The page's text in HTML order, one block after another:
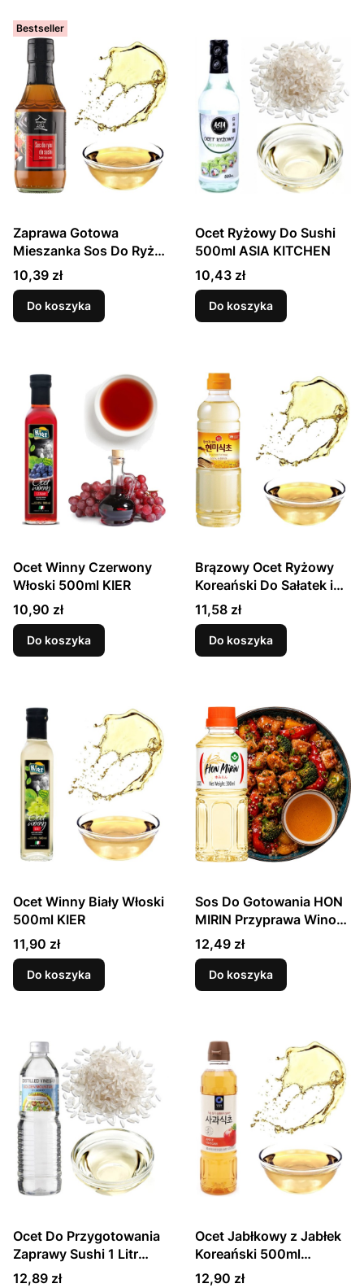
Bestseller
Zaprawa Gotowa
Mieszanka Sos Do Ryżu
Do Przygotowania Sushi
200ml HOUSE OF ASIA
Cena
10,39 zł
Do koszyka
Ocet Ryżowy Do Sushi
500ml ASIA KITCHEN
Cena
10,43 zł
Do koszyka
Ocet Winny Czerwony
Włoski 500ml KIER
Cena
10,90 zł
Do koszyka
Brązowy Ocet Ryżowy
Koreański Do Sałatek i
Marynat 500ml SEMPIO
Cena
11,58 zł
Do koszyka
Ocet Winny Biały Włoski
500ml KIER
Cena
11,90 zł
Do koszyka
Sos Do Gotowania HON
MIRIN Przyprawa Wino
Ryżowe 300ml
KINMIKAN
Cena
12,49 zł
Do koszyka
Ocet Do Przygotowania
Zaprawy Sushi 1 Litr
GOLDEN MOUNTAIN
Cena
12,89 zł
Ocet Jabłkowy z Jabłek
Koreański 500ml
CHUNG JUNG ONE
Cena
12,90 zł